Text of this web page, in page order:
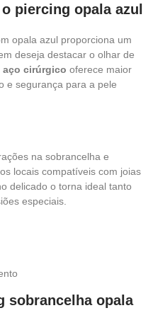
piercing opala azul
opala azul proporciona um
deseja destacar o olhar de
aço cirúrgico oferece maior
e segurança para a pele
na sobrancelha e
locais compatíveis com joias
delicado o torna ideal tanto
especiais.
sobrancelha opala